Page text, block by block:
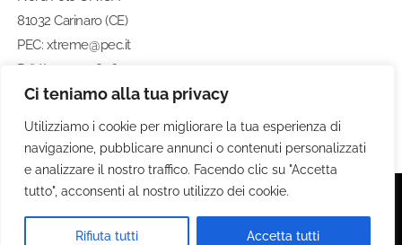
Ci teniamo alla tua privacy
Utilizziamo i cookie per migliorare la tua esperienza di
navigazione, pubblicare annunci o contenuti personalizzati
e analizzare il nostro traffico. Facendo clic su "Accetta
tutto", acconsenti al nostro utilizzo dei cookie.
Rifiuta tutti Accetta tutti
81032 Carinaro (CE)
PEC: xtreme@pec.it
P. IVA: 07274580633
Numero di telefono:
0812462211
Privacy Policy . Termini e Condizioni